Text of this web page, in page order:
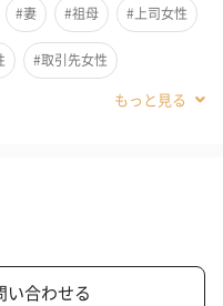
い…」と悩む方でも、簡
です！
だわりの形状。
丸みをつけています。
#妻 #祖母 #上司女性
#取引先女性
い合わせる